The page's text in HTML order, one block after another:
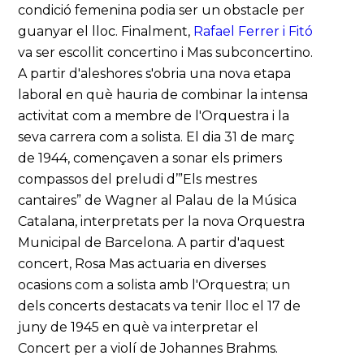
condició femenina podia ser un obstacle per
guanyar el lloc. Finalment, Rafael Ferrer i Fitó
va ser escollit concertino i Mas subconcertino.
A partir d'aleshores s'obria una nova etapa
laboral en què hauria de combinar la intensa
activitat com a membre de l'Orquestra i la
seva carrera com a solista. El dia 31 de març
de 1944, començaven a sonar els primers
compassos del preludi d’”Els mestres
cantaires” de Wagner al Palau de la Música
Catalana, interpretats per la nova Orquestra
Municipal de Barcelona. A partir d'aquest
concert, Rosa Mas actuaria en diverses
ocasions com a solista amb l'Orquestra; un
dels concerts destacats va tenir lloc el 17 de
juny de 1945 en què va interpretar el
Concert per a violí de Johannes Brahms.